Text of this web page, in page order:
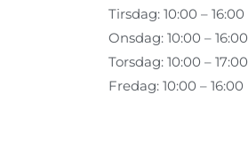
Tirsdag: 10:00 – 16:00
Onsdag: 10:00 – 16:00
Torsdag: 10:00 – 17:00
Fredag: 10:00 – 16:00